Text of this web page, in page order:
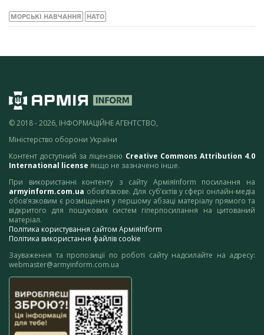
МОРСЬКІ НАВЧАННЯ НАТО
© 2018 - 2026, ІНФОРМАЦІЙНЕ АГЕНТСТВО,
Міністерство оборони України
Контент доступний за ліцензією Creative Commons Attribution 4.0
International license якщо не зазначено інше.
При використанні контенту з сайту АрміяInform посилання на
armyinform.com.ua обов’язкове. Для суб’єктів у сфері онлайн-медіа
обов’язковим є розміщення у першому абзаці матеріалу прямого та
відкритого для пошукових систем гіперпосилання на цитований
матеріал.
Політика користування сайтом АрміяInform
Політика використання файлів cookie
Зауваження та пропозиції по роботі сайту надсилайте на адресу:
webmaster@armyinform.com.ua